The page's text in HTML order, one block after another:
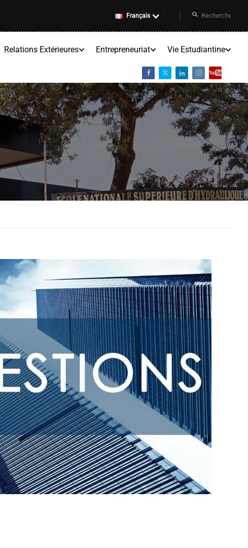
Français
Relations Extérieures Entrepreneuriat Vie Estudiantine